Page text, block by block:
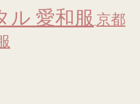
ル 愛和服 京都